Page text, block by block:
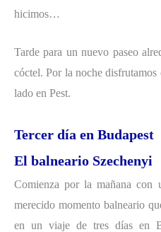
hicimos…
Tarde para un nuevo paseo
cóctel. Por la noche disfrutamos
lado en Pest.
Tercer día en Budapest
El balneario Szechenyi
Comienza por la mañana con
merecido momento balneario
en un viaje de tres días en